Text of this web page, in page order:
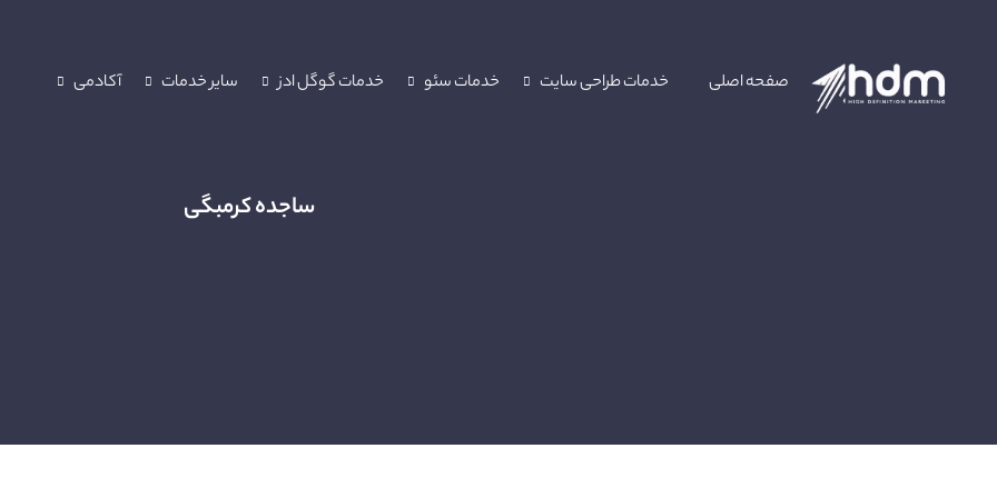
صفحه اصلی خدمات طراحی سایت خدمات سئو خدمات گوگل ادز سایر خدمات آکادمی
ساجده کرمبگی